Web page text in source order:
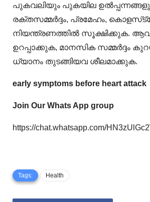
പുകവലിയും പുകയില
രക്തസമ്മര്‍ദ്ദം, പ്രമേഹം,
നിയന്ത്രണത്തില്‍ സൂക്ഷിക്കുക.
ഉറപ്പാക്കുക, മാനസിക സമ്മര്‍ദ്ദം
ധ്യാനം തുടങ്ങിയവ ശീലമാക്കുക.
early symptoms before heart attack
Join Our Whats App group
https://chat.whatsapp.com/
Tags: Health